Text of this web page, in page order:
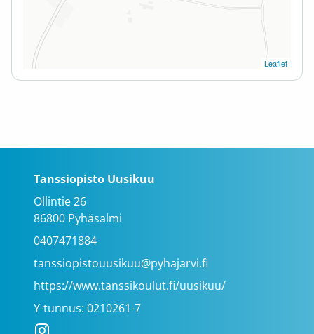
Leaflet
Tanssiopisto Uusikuu
Ollintie 26
86800 Pyhäsalmi
0407471884
tanssiopistouusikuu@pyhajarvi.fi
https://www.tanssikoulut.fi/uusikuu/
Y-tunnus: 0210261-7